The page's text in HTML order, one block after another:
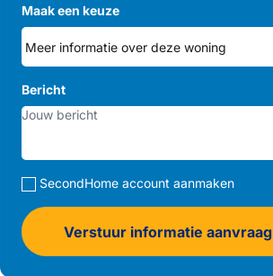
Maak een keuze
Bericht
SecondHome account aanmaken
Verstuur informatie aanvraag